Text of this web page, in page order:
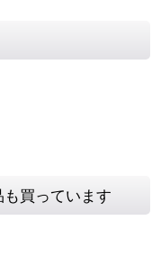
買っています